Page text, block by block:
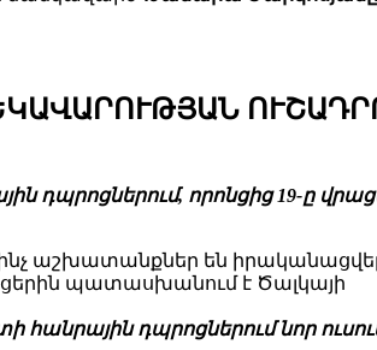
դպրոցներում, որոնցից 19-ը
աշխատանքներ են իրականացվել
պատասխանում է Ծալկայի
հանրային դպրոցներում նոր